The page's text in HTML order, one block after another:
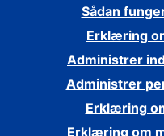
Sådan
Erklæring
Administrer
Administrer
Erklæring
Erklæring om